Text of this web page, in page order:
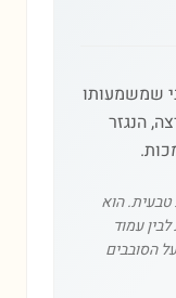
שמשמעותו
הנגזר
הוא
עמוד
הסובבים